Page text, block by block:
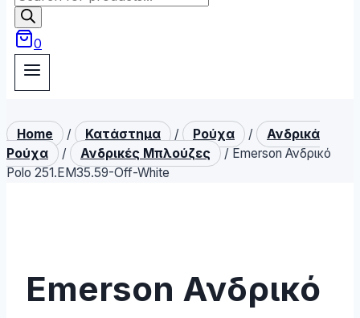
search
0
Home / Κατάστημα / Ρούχα /
Ανδρικά
Ρούχα
/ Ανδρικές Μπλούζες / Emerson Ανδρικό
Polo 251.EM35.59-Off-White
Emerson Ανδρικό